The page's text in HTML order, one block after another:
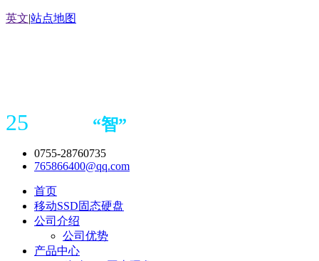
英文|站点地图
25 “智”
0755-28760735
765866400@qq.com
首页
移动SSD固态硬盘
公司介绍
公司优势
产品中心